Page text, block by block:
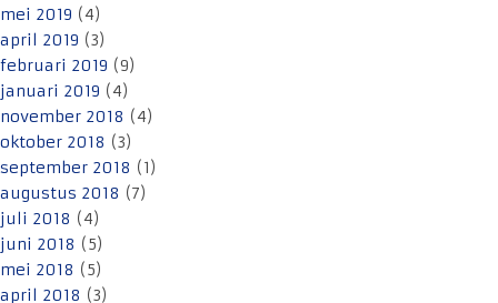
mei 2019 (4)
april 2019 (3)
februari 2019 (9)
januari 2019 (4)
november 2018 (4)
oktober 2018 (3)
september 2018 (1)
augustus 2018 (7)
juli 2018 (4)
juni 2018 (5)
mei 2018 (5)
april 2018 (3)